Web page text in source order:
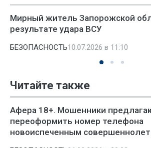
Мирный житель Запорожской
результате удара ВСУ
БЕЗОПАСНОСТЬ10.07.2026 в 11:10
Читайте также
Афера 18+. Мошенники
переоформить номер телефона
новоиспеченным